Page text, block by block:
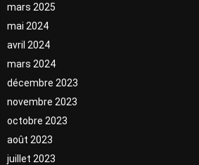
mars 2025
mai 2024
avril 2024
mars 2024
décembre 2023
novembre 2023
octobre 2023
août 2023
juillet 2023